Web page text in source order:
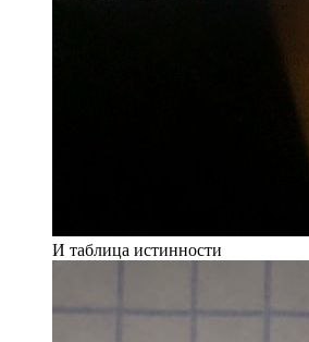
И таблица истинности